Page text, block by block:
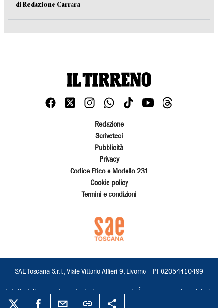
di Redazione Carrara
Redazione
Scriveteci
Pubblicità
Privacy
Codice Etico e Modello 231
Cookie policy
Termini e condizioni
SAE Toscana S.r.l., Viale Vittorio Alfieri 9, Livorno – PI 02054410499
I diritti delle immagini e dei testi sono riservati. È espressamente vietata la
loro riproduzione con qualsiasi mezzo e l'adattamento totale o parziale.